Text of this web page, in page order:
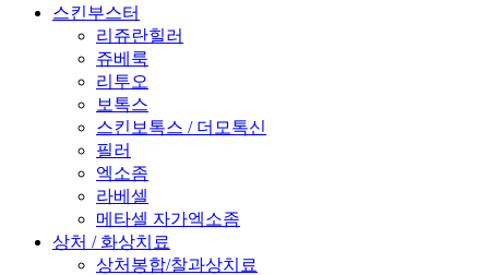
스킨부스터
리쥬란힐러
쥬베룩
리투오
보톡스
스킨보톡스 / 더모톡신
필러
엑소좀
라베셀
메타셀 자가엑소좀
상처 / 화상치료
상처봉합/찰과상치료